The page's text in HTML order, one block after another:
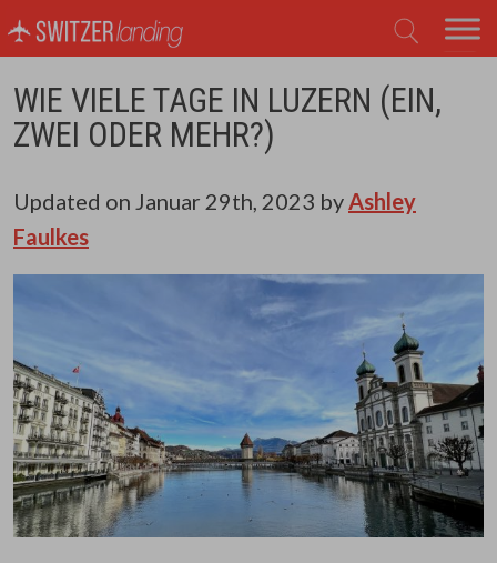
Hauptnavigation
WIE VIELE TAGE IN LUZERN (EIN,
ZWEI ODER MEHR?)
Updated on Januar 29th, 2023 byAshley
Faulkes